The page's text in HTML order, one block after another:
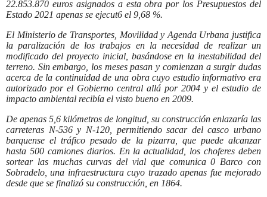
22.853.870 euros asignados a esta obra por los Presupuestos del
Estado 2021 apenas se ejecut6 el 9,68 %.
El Ministerio de Transportes, Movilidad y Agenda Urbana justifica
la paralización de los trabajos en la necesidad de realizar un
modificado del proyecto inicial, basándose en la inestabilidad del
terreno. Sin embargo, los meses pasan y comienzan a surgir dudas
acerca de la continuidad de una obra cuyo estudio informativo era
autorizado por el Gobierno central allá por 2004 y el estudio de
impacto ambiental recibía el visto bueno en 2009.
De apenas 5,6 kilómetros de longitud, su construcción enlazaría las
carreteras N-536 y N-120, permitiendo sacar del casco urbano
barquense el tráfico pesado de la pizarra, que puede alcanzar
hasta 500 camiones diarios. En la actualidad, los choferes deben
sortear las muchas curvas del vial que comunica 0 Barco con
Sobradelo, una infraestructura cuyo trazado apenas fue mejorado
desde que se finalizó su construcción, en 1864.